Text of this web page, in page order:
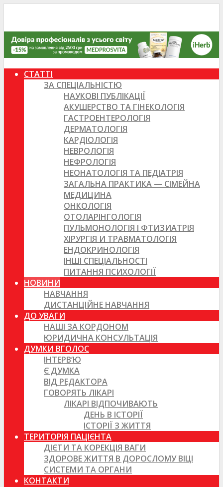
СТАТТІ
ЗА СПЕЦІАЛЬНІСТЮ
НАУКОВІ ПУБЛІКАЦІЇ
АКУШЕРСТВО ТА ГІНЕКОЛОГІЯ
ГАСТРОЕНТЕРОЛОГІЯ
ДЕРМАТОЛОГІЯ
КАРДІОЛОГІЯ
НЕВРОЛОГІЯ
НЕФРОЛОГІЯ
НЕОНАТОЛОГІЯ ТА ПЕДІАТРІЯ
ЗАГАЛЬНА ПРАКТИКА — СІМЕЙНА
МЕДИЦИНА
ОНКОЛОГІЯ
ОТОЛАРІНГОЛОГІЯ
ПУЛЬМОНОЛОГІЯ І ФТИЗИАТРІЯ
ХІРУРГІЯ И ТРАВМАТОЛОГІЯ
ЕНДОКРИНОЛОГІЯ
ІНШІ СПЕЦІАЛЬНОСТІ
ПИТАННЯ ПСИХОЛОГІЇ
НОВИНИ
НАВЧАННЯ
ДИСТАНЦІЙНЕ НАВЧАННЯ
ДО УВАГИ
НАШІ ЗА КОРДОНОМ
ЮРИДИЧНА КОНСУЛЬТАЦІЯ
ДУМКИ ВГОЛОС
ІНТЕРВ’Ю
Є ДУМКА
ВІД РЕДАКТОРА
ГОВОРЯТЬ ЛІКАРІ
ЛІКАРІ ВІДПОЧИВАЮТЬ
ДЕНЬ В ІСТОРІЇ
ІСТОРІЇ З ЖИТТЯ
ТЕРИТОРІЯ ПАЦІЄНТА
ДІЄТИ ТА КОРЕКЦІЯ ВАГИ
ЗДОРОВЕ ЖИТТЯ В ДОРОСЛОМУ ВІЦІ
СИСТЕМИ ТА ОРГАНИ
КОНТАКТИ